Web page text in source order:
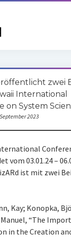
zwei
International
on System
2023
vom 03.01.24 –
ist mit zwei
Kay; Konopka,
Manuel, “The
in the Creation